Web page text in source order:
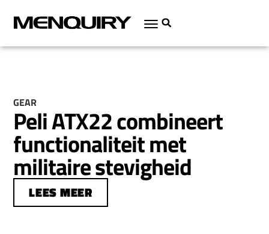
GEAR
Peli ATX22 combineert
functionaliteit met
militaire stevigheid
LEES MEER